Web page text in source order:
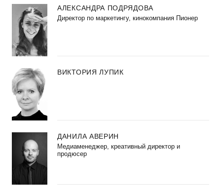
АЛЕКСАНДРА ПОДРЯДОВА
Директор по маркетингу, кинокомпания Пионер
ВИКТОРИЯ ЛУПИК
ДАНИЛА АВЕРИН
Медиаменеджер, креативный директор и
продюсер